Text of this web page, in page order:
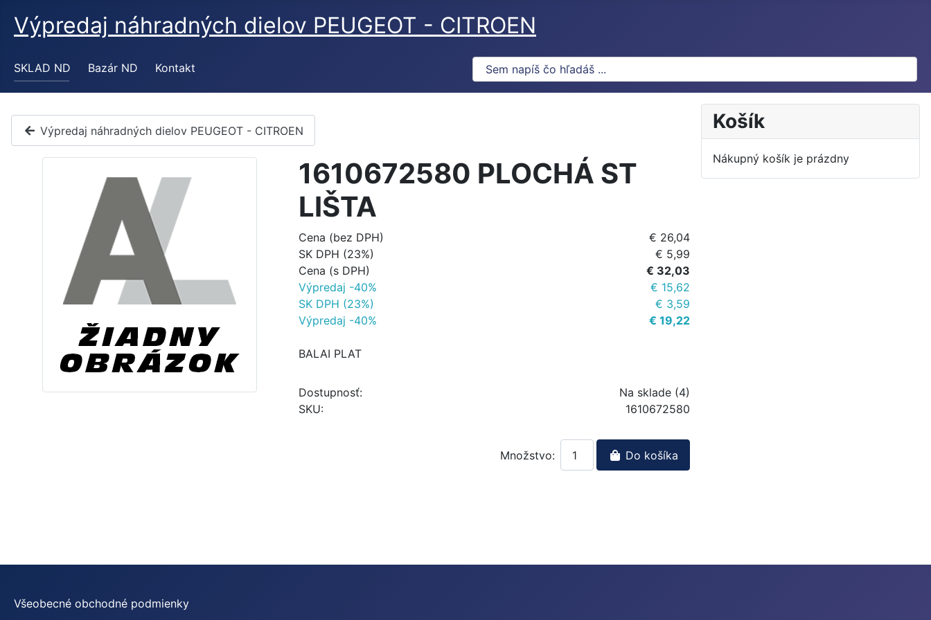
Výpredaj náhradných dielov PEUGEOT - CITROEN
SKLAD ND Bazár ND Kontakt
Výpredaj náhradných dielov PEUGEOT - CITROEN
1610672580 PLOCHÁ ST
LIŠTA
Cena (bez DPH)
€ 26,04
SK DPH (23%)
€ 5,99
Cena (s DPH)
€ 32,03
Výpredaj -40%
€ 15,62
SK DPH (23%)
€ 3,59
Výpredaj -40%
€ 19,22
BALAI PLAT
Dostupnosť:
Na sklade (4)
SKU:
1610672580
Množstvo: Do košíka
Košík
Nákupný košík je prázdny
Všeobecné obchodné podmienky